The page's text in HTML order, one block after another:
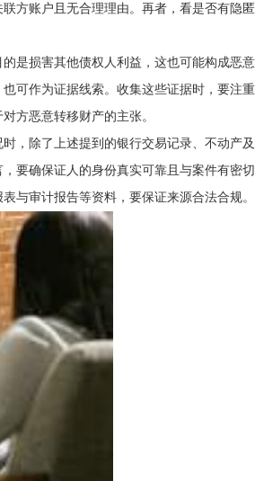
方账户且无合理理由。再者，看是否有隐
是损害其他债权人利益，这也可能构成恶
可作为证据线索。收集这些证据时，要注
方恶意转移财产的主张。
，除了上述提到的银行交易记录、不动产
要确保证人的身份真实可靠且与案件有密
与审计报告等资料，要保证来源合法合规